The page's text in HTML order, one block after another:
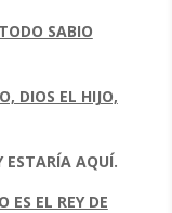
TODO SABIO
DIOS EL HIJO,
ESTARÍA AQUÍ.
ES EL REY DE